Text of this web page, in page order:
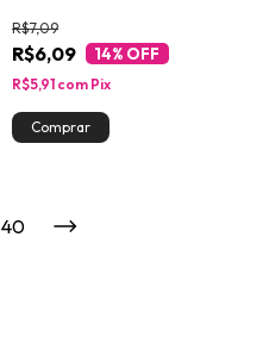
R$6,09
R$7,09
14% OFF
R$5,91 com Pix
40